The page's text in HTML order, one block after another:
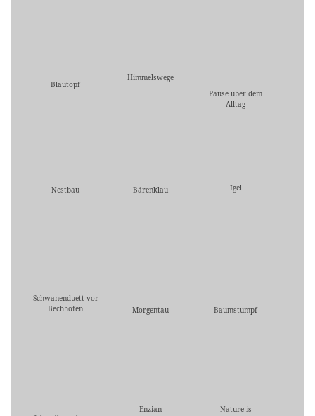
Blautopf
Himmelswege
Pause über dem
Alltag
Nestbau Bärenklau Igel
Schwanenduett vor
Bechhofen
Morgentau Baumstumpf
Enzian
Nature is